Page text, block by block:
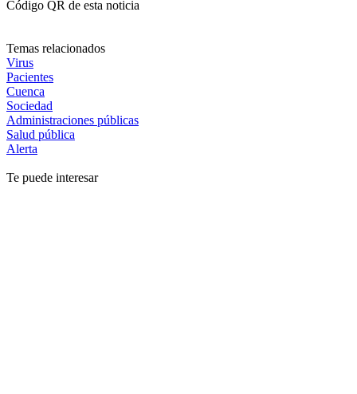
Código QR de esta noticia
Temas relacionados
Virus
Pacientes
Cuenca
Sociedad
Administraciones públicas
Salud pública
Alerta
Te puede interesar